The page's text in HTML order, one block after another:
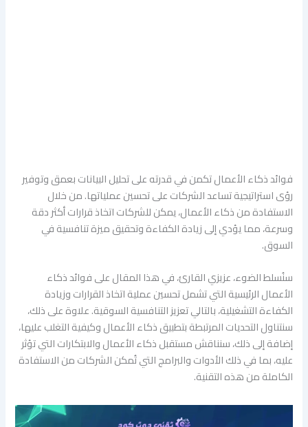
فوائد ذكاء الأعمال تكمن في قدرته على تحليل البيانات بعمق وتوفير
رؤى استراتيجية تساعد الشركات على تحسين عملياتها. من خلال
الاستفادة من ذكاء الأعمال، يمكن للشركات اتخاذ قرارات أكثر دقة
وسرعة، مما يؤدي إلى زيادة الكفاءة وتحقيق ميزة تنافسية في
السوق.
سنُسلط الضوء، عزيزي القارئ، في هذا المقال على فوائد ذكاء
الأعمال الرئيسية التي تشمل تحسين عملية اتخاذ القرارات وزيادة
الكفاءة التشغيلية، بالتالي تعزيز التنافسية السوقية. علاوة على ذلك،
سنتناول التحديات المرتبطة بتطبيق ذكاء الأعمال وكيفية التغلب عليها،
إضافة إلى ذلك، سنناقش مستقبل ذكاء الأعمال والابتكارات التي تؤثر
عليه، بما في ذلك الأدوات والبرامج التي تُمكن الشركات من الاستفادة
الكاملة من هذه التقنية.